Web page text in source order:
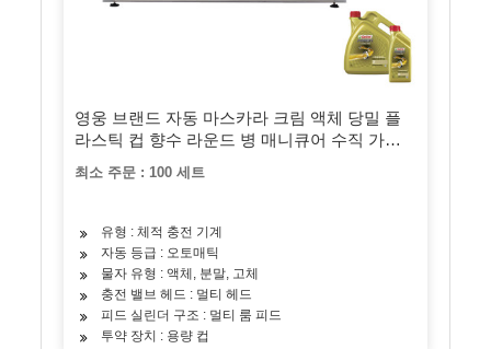
영웅 브랜드 자동 마스카라 크림 액체 당밀 플
라스틱 컵 향수 라운드 병 매니큐어 수직 가방
충전 기계
최소 주문 : 100 세트
유형 : 체적 충전 기계
자동 등급 : 오토매틱
물자 유형 : 액체, 분말, 고체
충전 밸브 헤드 : 멀티 헤드
피드 실린더 구조 : 멀티 룸 피드
투약 장치 : 용량 컵